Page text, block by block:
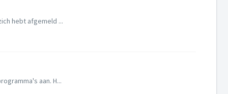
hebt afgemeld ...
aan. H...